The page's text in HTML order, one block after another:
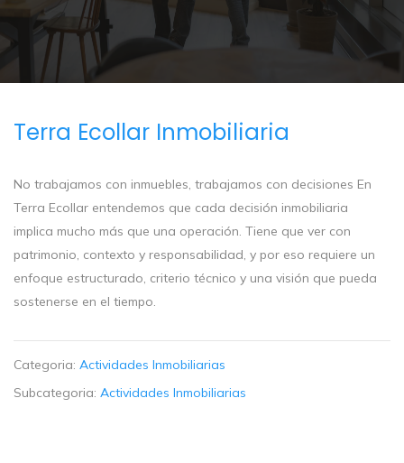
Terra Ecollar Inmobiliaria
No trabajamos con inmuebles, trabajamos con decisiones En
Terra Ecollar entendemos que cada decisión inmobiliaria
implica mucho más que una operación. Tiene que ver con
patrimonio, contexto y responsabilidad, y por eso requiere un
enfoque estructurado, criterio técnico y una visión que pueda
sostenerse en el tiempo.
Categoria: Actividades Inmobiliarias
Subcategoria: Actividades Inmobiliarias